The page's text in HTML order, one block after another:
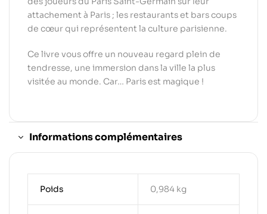
attachement à Paris ; les restaurants et bars coups
de cœur qui représentent la culture parisienne.
Ce livre vous offre un nouveau regard plein de
tendresse, une immersion dans la ville la plus
visitée au monde. Car… Paris est magique !
Informations complémentaires
Poids 0,984 kg